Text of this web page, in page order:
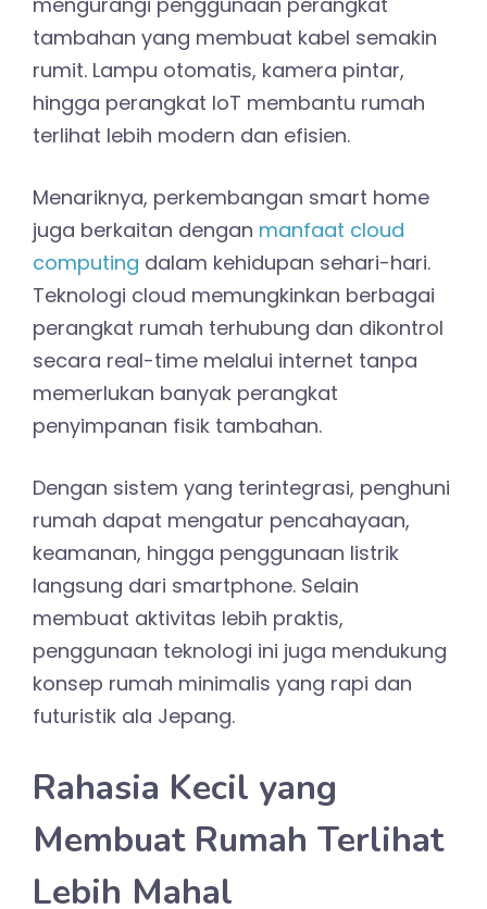
tambahan yang membuat kabel semakin
rumit. Lampu otomatis, kamera pintar,
hingga perangkat IoT membantu rumah
terlihat lebih modern dan efisien.
Menariknya, perkembangan smart home
juga berkaitan dengan manfaat cloud
computing dalam kehidupan sehari-hari.
Teknologi cloud memungkinkan berbagai
perangkat rumah terhubung dan dikontrol
secara real-time melalui internet tanpa
memerlukan banyak perangkat
penyimpanan fisik tambahan.
Dengan sistem yang terintegrasi, penghuni
rumah dapat mengatur pencahayaan,
keamanan, hingga penggunaan listrik
langsung dari smartphone. Selain
membuat aktivitas lebih praktis,
penggunaan teknologi ini juga mendukung
konsep rumah minimalis yang rapi dan
futuristik ala Jepang.
Rahasia Kecil yang
Membuat Rumah Terlihat
Lebih Mahal